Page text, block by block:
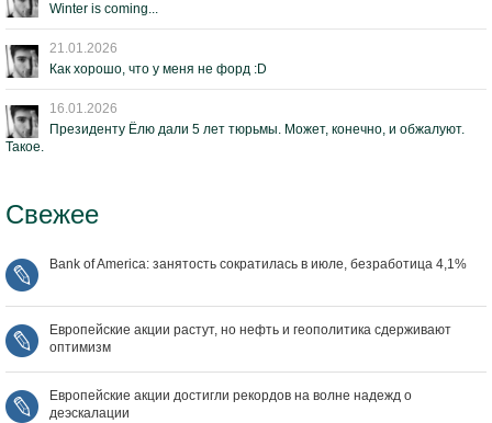
Winter is coming...
21.01.2026
Как хорошо, что у меня не форд :D
16.01.2026
Президенту Ёлю дали 5 лет тюрьмы. Может, конечно, и обжалуют.
Такое.
Свежее
Bank of America: занятость сократилась в июле, безработица 4,1%
Европейские акции растут, но нефть и геополитика сдерживают
оптимизм
Европейские акции достигли рекордов на волне надежд о
деэскалации